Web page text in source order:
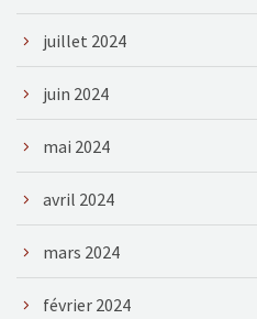
juillet 2024
juin 2024
mai 2024
avril 2024
mars 2024
février 2024